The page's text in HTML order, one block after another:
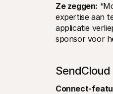
Ze zeggen:
expertise aan
applicatie
sponsor voor
SendCloud
Connect-